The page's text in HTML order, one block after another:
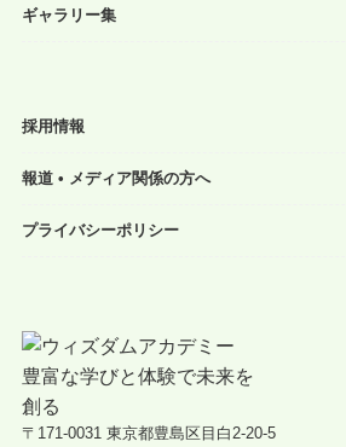
ギャラリー集
採用情報
報道 • メディア関係の方へ
プライバシーポリシー
〒171-0031 東京都豊島区目白2-20-5